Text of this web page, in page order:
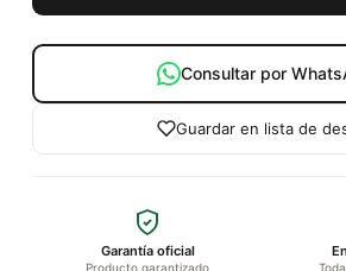
Consultar por
Guardar en lista de
Garantía oficial
Producto garantizado